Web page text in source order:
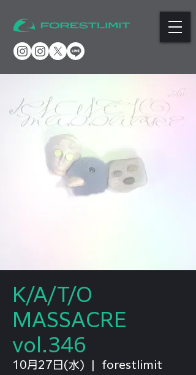
K/A/T/O
MASSACRE
vol.346
10月27日(水) forestlimit